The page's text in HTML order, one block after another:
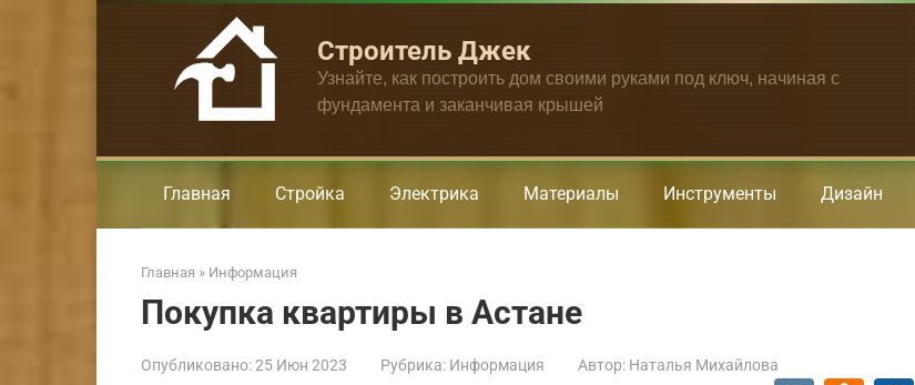
Строитель Джек
Узнайте, как построить дом своими руками под ключ, начиная с
фундамента и заканчивая крышей
Главная Стройка Электрика Материалы Инструменты Дизайн
Главная » Информация
Покупка квартиры в Астане
Опубликовано:25 Июн 2023 Рубрика: Информация Автор: Наталья Михайлова